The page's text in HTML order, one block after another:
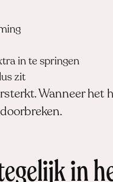
in te springen
zit
Wanneer het
in